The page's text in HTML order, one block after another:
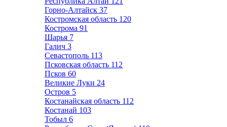
Горно-Алтайск 37
Костромская область 120
Кострома 91
Шарья 7
Галич 3
Севастополь 113
Псковская область 112
Псков 60
Великие Луки 24
Остров 5
Костанайская область 112
Костанай 103
Тобыл 6